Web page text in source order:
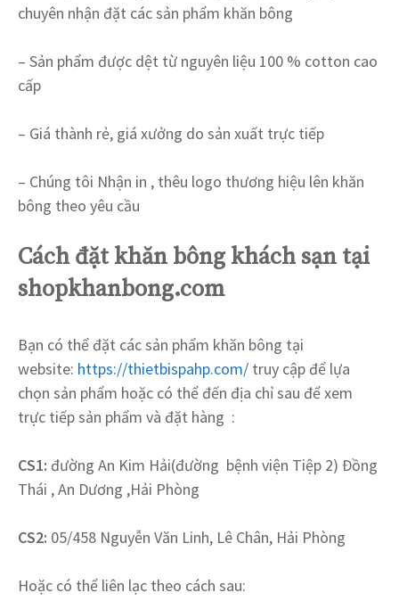
chuyên nhận đặt các sản phẩm khăn bông
– Sản phẩm được dệt từ nguyên liệu 100 % cotton cao
cấp
– Giá thành rẻ, giá xưởng do sản xuất trực tiếp
– Chúng tôi Nhận in , thêu logo thương hiệu lên khăn
bông theo yêu cầu
Cách đặt khăn bông khách sạn tại
shopkhanbong.com
Bạn có thể đặt các sản phẩm khăn bông tại
website: https://thietbispahp.com/ truy cập để lựa
chọn sản phẩm hoặc có thể đến địa chỉ sau để xem
trực tiếp sản phẩm và đặt hàng :
CS1: đường An Kim Hải(đường bệnh viện Tiệp 2) Đồng
Thái , An Dương ,Hải Phòng
CS2: 05/458 Nguyễn Văn Linh, Lê Chân, Hải Phòng
Hoặc có thể liên lạc theo cách sau: